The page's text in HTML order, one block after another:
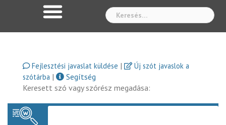
Fejlesztési javaslat küldése |
Új szót javaslok a
szótárba |
Segítség
Keresett szó vagy szórész megadása: